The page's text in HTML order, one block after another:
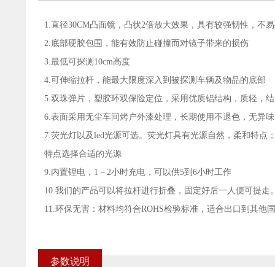
1.直径30CM凸面镜，凸状2倍放大效果，具有较强韧性，不
2.底部硬胶包围，能有效防止碰撞而对镜子带来的损伤
3.最低可探测10cm高度
4.可伸缩拉杆，能最大限度深入到被探测车辆及物品的底部
5.双珠弹片，塑胶环双保险定位，采用优质铝结构，质轻，
6.表面采用无尘车间烤户外漆处理，长期使用不退色，无异
7.荧光灯以及led光源可选。荧光灯具有光源自然，柔和特
特点选择合适的光源
9.内置锂电，1－2小时充电，可以供5到6小时工作
10.我们的产品可以将拉杆进行折叠，固定好后一人便可提
11.环保无害：材料均符合ROHS检验标准，适合出口到其他
参数说明